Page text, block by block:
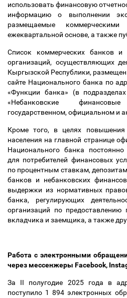
использовать финансовую
информацию о выполнении
размещаемые
ежеквартальной основе, а также
Список коммерческих банков и
организаций, осуществляющих
Кыргызской Республики,
сайте Национального банка по
«Функции банка» (в
«Небанковские
государственном, официальном и
Кроме того, в целях повышения
населения на главной странице
Национального банка
для потребителей финансовых
по процентным ставкам,
банков и небанковских
выдержки из нормативных
банка, регулирующих
организаций по предоставлению
вкладчика и заемщика, а также
Работа с электронными
через мессенжеры Facebook,
За II полугодие 2025 года в
поступило 1 894 электронных